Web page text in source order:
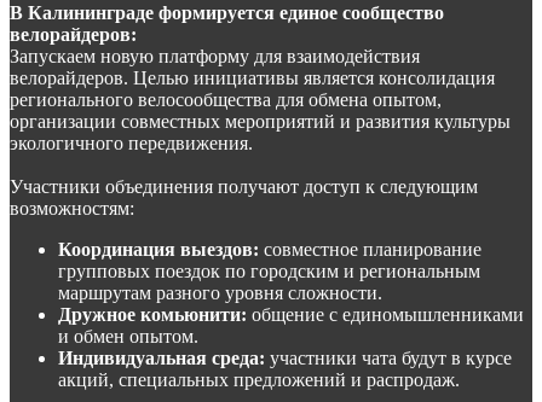
В Калининграде формируется единое сообщество
велорайдеров:
Запускаем новую платформу для взаимодействия
велорайдеров. Целью инициативы является консолидация
регионального велосообщества для обмена опытом,
организации совместных мероприятий и развития культуры
экологичного передвижения.
Участники объединения получают доступ к следующим
возможностям:
Координация выездов: совместное планирование
групповых поездок по городским и региональным
маршрутам разного уровня сложности.
Дружное комьюнити: общение с единомышленниками
и обмен опытом.
Индивидуальная среда: участники чата будут в курсе
акций, специальных предложений и распродаж.